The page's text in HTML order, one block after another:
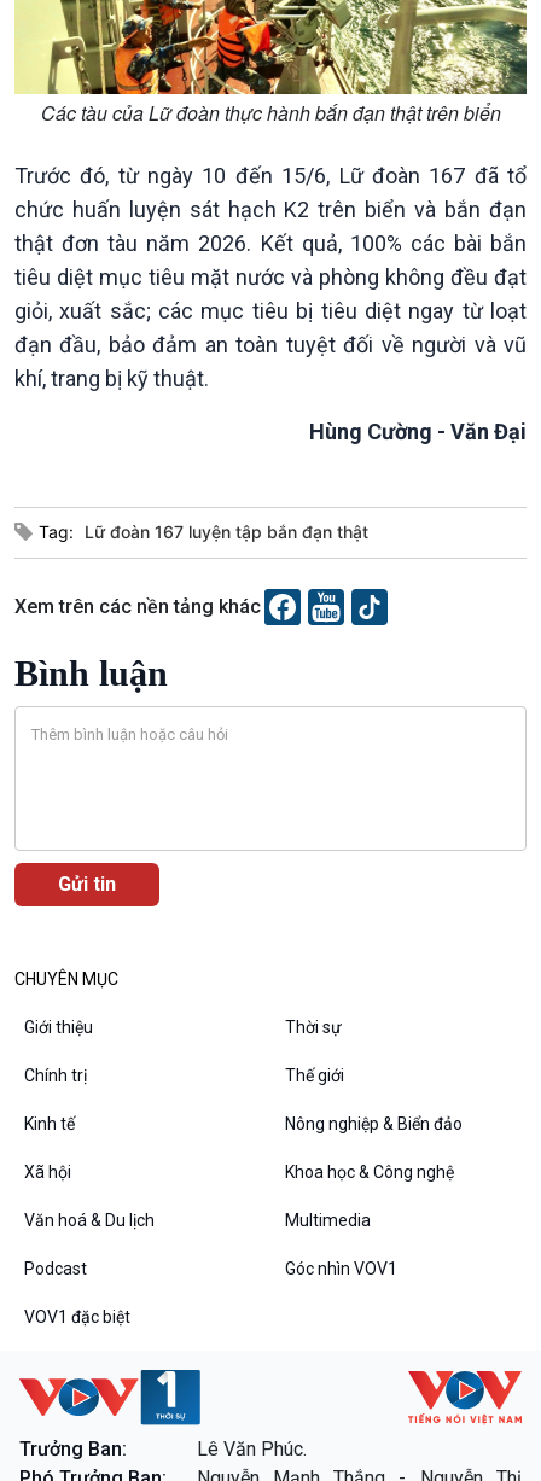
Bước chân đến trường
Văn hoá & Du lịch
Tin Văn hoá & Du lịch
Chát với người nổi tiếng
Multimedia
Ảnh
Infographic
E-Magazine
Câu chuyện thời sự
VOV1 đặc biệt
Thanh âm ký sự
Các chương trình đặc biệt
Các tàu của Lữ đoàn thực hành bắn đạn thật trên biển
Trước đó, từ ngày 10 đến 15/6, Lữ đoàn 167 đã tổ
chức huấn luyện sát hạch K2 trên biển và bắn đạn
thật đơn tàu năm 2026. Kết quả, 100% các bài bắn
tiêu diệt mục tiêu mặt nước và phòng không đều đạt
giỏi, xuất sắc; các mục tiêu bị tiêu diệt ngay từ loạt
đạn đầu, bảo đảm an toàn tuyệt đối về người và vũ
khí, trang bị kỹ thuật.
Hùng Cường - Văn Đại
Tag: Lữ đoàn 167 luyện tập bắn đạn thật
Xem trên các nền tảng khác
Bình luận
CHUYÊN MỤC
Giới thiệu Thời sự
Chính trị Thế giới
Kinh tế Nông nghiệp & Biển đảo
Xã hội Khoa học & Công nghệ
Văn hoá & Du lịch Multimedia
Podcast Góc nhìn VOV1
VOV1 đặc biệt
Trưởng Ban:
Lê Văn Phúc.